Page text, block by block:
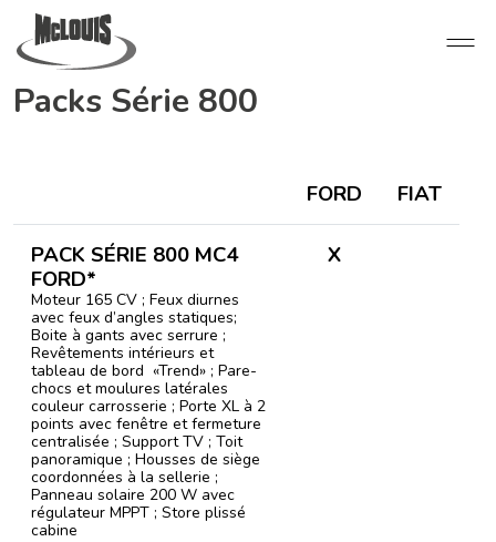
Packs Série 800
FORD FIAT
PACK SÉRIE 800 MC4
FORD*
Moteur 165 CV ; Feux diurnes
avec feux d’angles statiques;
Boite à gants avec serrure ;
Revêtements intérieurs et
tableau de bord «Trend» ; Pare-
chocs et moulures latérales
couleur carrosserie ; Porte XL à 2
points avec fenêtre et fermeture
centralisée ; Support TV ; Toit
panoramique ; Housses de siège
coordonnées à la sellerie ;
Panneau solaire 200 W avec
régulateur MPPT ; Store plissé
cabine
X